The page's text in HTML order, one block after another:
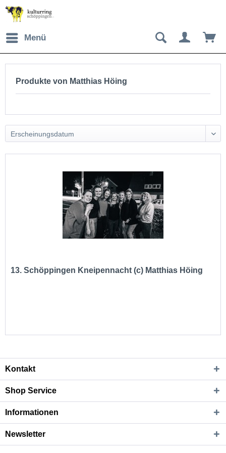
Menü
Produkte von Matthias Höing
13. Schöppingen Kneipennacht (c) Matthias Höing
Kontakt
Shop Service
Informationen
Newsletter